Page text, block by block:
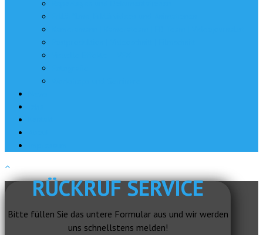
RÜCKRUF SERVICE
Bitte füllen Sie das untere Formular aus und wir werden
uns schnellstens melden!